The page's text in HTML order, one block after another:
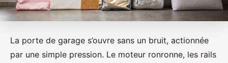
La porte de garage s’ouvre sans un bruit, actionnée
par une simple pression. Le moteur ronronne, les rails